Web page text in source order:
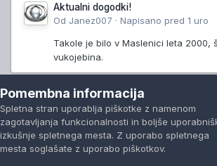
Aktualni dogodki!
Od Janez007 · Napisano pred 1 uro
Takole je bilo v Maslenici leta 2000,
vukojebina.
Kdo je trenutno prisoten
Freak aluisgoglet2951 vzupan3 etcho
DonFelipe
NevLado
Pomembna informacija
Spletna stran uporablja piškotke z namenom
zagotavljanja funkcionalnosti in boljše
izkušnje spletnega mesta. Z uporabo spletnega
mesta soglašate z uporabo piškotkov.
Forumi Neprebrano Prijavi se